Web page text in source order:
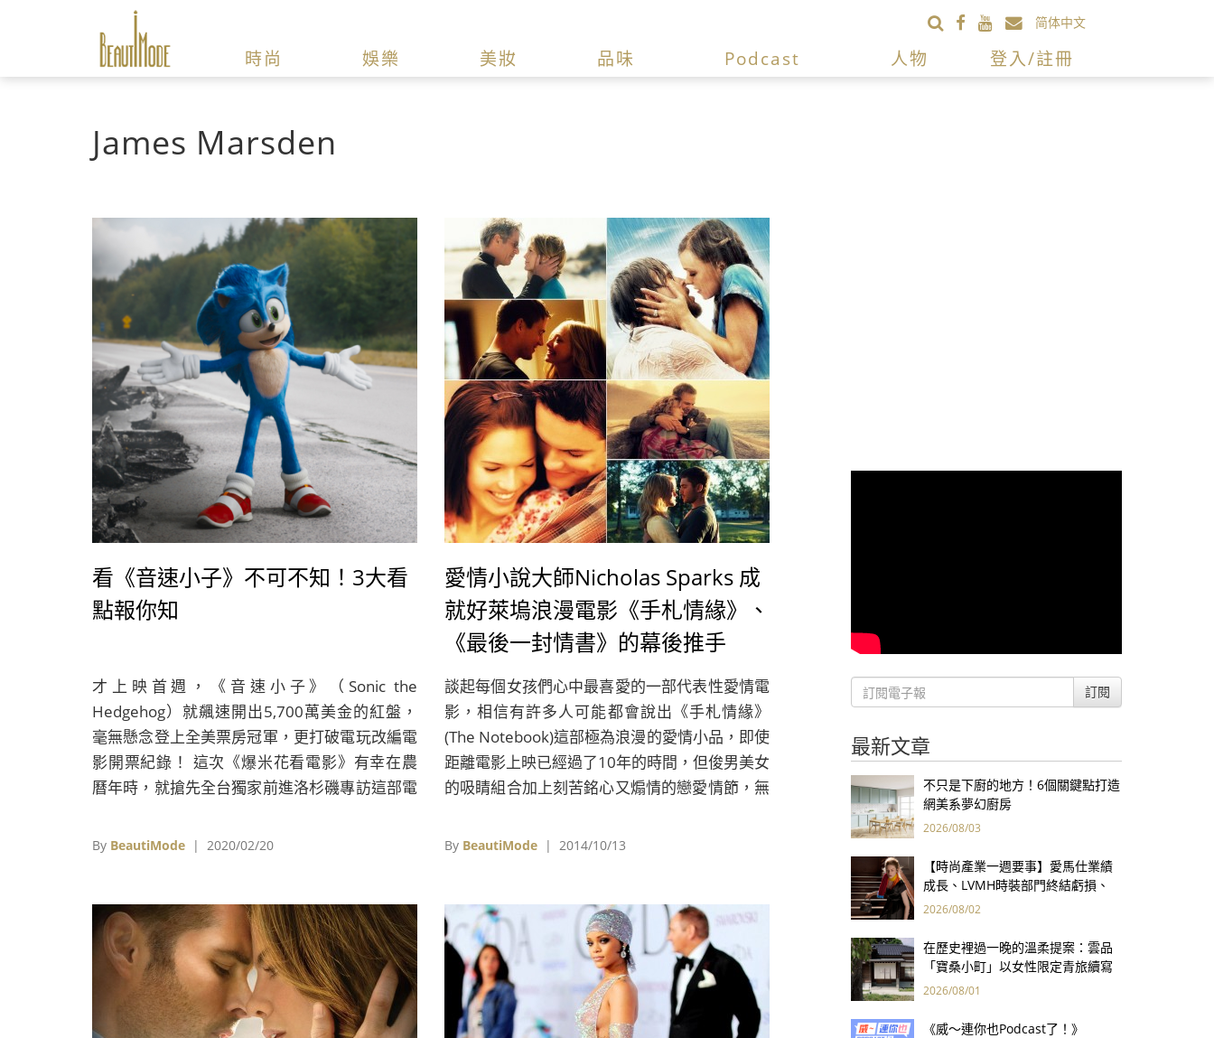
简体中文
時尚 娛樂 美妝 品味 Podcast 人物 登入/註冊
James Marsden
看《音速小子》不可不知！3大看
點報你知
才上映首週，《音速小子》（Sonic the
Hedgehog）就飆速開出5,700萬美金的紅盤，
毫無懸念登上全美票房冠軍，更打破電玩改編電
影開票紀錄！ 這次《爆米花看電影》有幸在農
曆年時，就搶先全台獨家前進洛杉磯專訪這部電
真人動畫結合的電影魅力依舊無法擋，每個參與
影的3大幕後秘辛和看點，讓你的《音速小子》
更好看！
By BeautiMode | 2020/02/20
愛情小說大師Nicholas Sparks 成
就好萊塢浪漫電影《手札情緣》、
《最後一封情書》的幕後推手
談起每個女孩們心中最喜愛的一部代表性愛情電
影，相信有許多人可能都會說出《手札情緣》
(The Notebook)這部極為浪漫的愛情小品，即使
距離電影上映已經過了10年的時間，但俊男美女
的吸睛組合加上刻苦銘心又煽情的戀愛情節，無
By BeautiMode | 2014/10/13
訂閱
最新文章
不只是下廚的地方！6個關鍵點打造
網美系夢幻廚房
2026/08/03
【時尚產業一週要事】愛馬仕業績
成長、LVMH時裝部門終結虧損、
Kering轉型策略初現成效、Prada
2026/08/02
在歷史裡過一晚的溫柔提案：雲品
「寶桑小町」以女性限定青旅續寫
台東老屋記憶
2026/08/01
《威～連你也Podcast了！》